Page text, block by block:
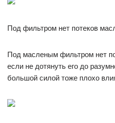
Под фильтром нет потеков
Под масленым фильтром нет
если не дотянуть его до
большой силой тоже плохо